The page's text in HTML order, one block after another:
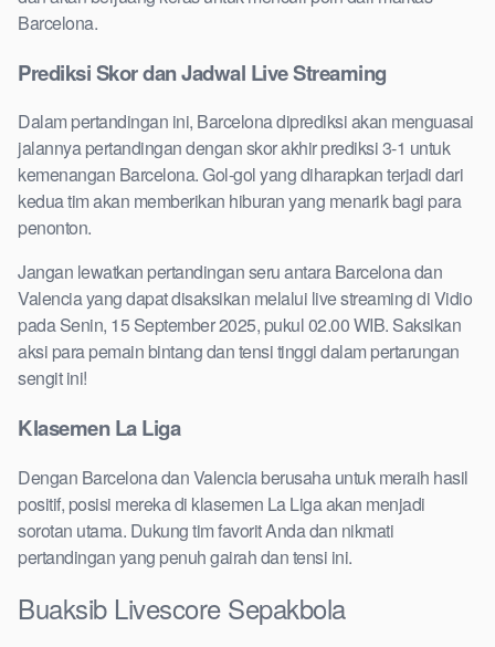
Barcelona.
Prediksi Skor dan Jadwal Live Streaming
Dalam pertandingan ini, Barcelona diprediksi akan menguasai
jalannya pertandingan dengan skor akhir prediksi 3-1 untuk
kemenangan Barcelona. Gol-gol yang diharapkan terjadi dari
kedua tim akan memberikan hiburan yang menarik bagi para
penonton.
Jangan lewatkan pertandingan seru antara Barcelona dan
Valencia yang dapat disaksikan melalui live streaming di Vidio
pada Senin, 15 September 2025, pukul 02.00 WIB. Saksikan
aksi para pemain bintang dan tensi tinggi dalam pertarungan
sengit ini!
Klasemen La Liga
Dengan Barcelona dan Valencia berusaha untuk meraih hasil
positif, posisi mereka di klasemen La Liga akan menjadi
sorotan utama. Dukung tim favorit Anda dan nikmati
pertandingan yang penuh gairah dan tensi ini.
Buaksib Livescore Sepakbola